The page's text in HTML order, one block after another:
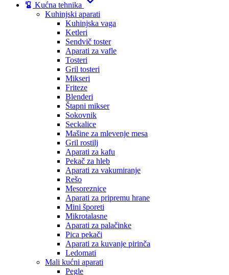
Kućna tehnika
Kuhinjski aparati
Kuhinjska vaga
Ketleri
Sendvič toster
Aparati za vafle
Tosteri
Gril tosteri
Mikseri
Friteze
Blenderi
Štapni mikser
Sokovnik
Seckalice
Mašine za mlevenje mesa
Gril rostilj
Aparati za kafu
Pekač za hleb
Aparati za vakumiranje
Rešo
Mesoreznice
Aparati za pripremu hrane
Mini šporeti
Mikrotalasne
Aparati za palačinke
Pica pekači
Aparati za kuvanje pirinča
Ledomati
Mali kućni aparati
Pegle